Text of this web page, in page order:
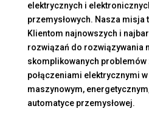
elektrycznych i
przemysłowych. Nasza
Klientom najnowszych i
rozwiązań do rozwiązywania
skomplikowanych problemów
połączeniami elektrycznymi
maszynowym,
automatyce przemysłowej.